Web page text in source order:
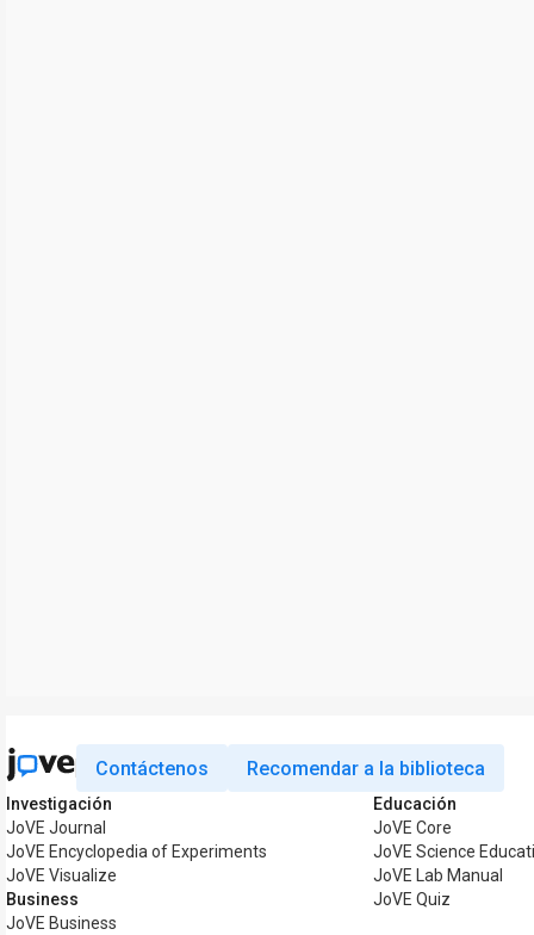
Contáctenos Recomendar a la biblioteca
Investigación
JoVE Journal
JoVE Encyclopedia of Experiments
JoVE Visualize
Business
JoVE Business
Educación
JoVE Core
JoVE Science
JoVE Lab Manual
JoVE Quiz